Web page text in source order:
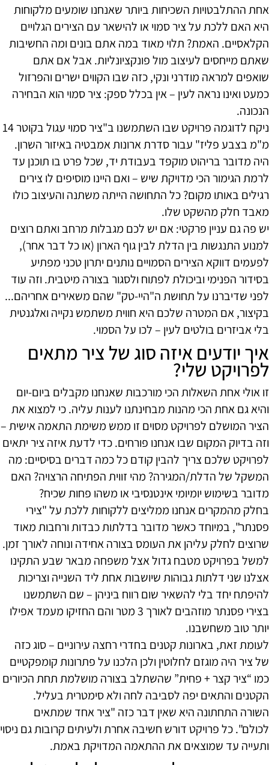
אחת ההתלבטויות השכיחות ביותר שאנחנו שומעים מלקוחות
היא האם ללכת על ציר סמוי או להישאר עם הצירים הגלויים
הקלאסיים. האמת? תלוי מאוד במה אתם בונים ומה החשיבות
שאתם מייחסים לעיצוב מול פונקציונליות. אבל אם אתם
שואפים למראה מודרני ונקי, כזה שבו הקווים ישרים והפרזול
כמעט ואינו נראה לעין – אין בכלל ספק: ציר סמוי הוא הבחירה
הנכונה.
ניקח לדוגמה פרויקט שבו השתמשנו ב"ציר סמוי עגול בקוטר 14
מ"מ בצבע פליז" עבור סדרת ארונות אמבטיה באיזור השרון.
היה מדובר בריהוט מוקפד בעבודת יד, שכל פרט בו תוכנן עד
לרמת הגימור הכי מדויקת שיש – ואם היינו מוסיפים לו צירים
רגילים באותו מקום? כל התחושה הייתה משתנה והעיצוב כולו
מאבד חלק מהשקט שלו.
יש פה גם עניין פרקטי: אם יש לכם מגבלות מרחב ואתם רוצים
למנוע התנגשות בין הדלת לבין גוף הארון (או כל דבר אחר),
לפעמים דווקא הצירים הסמויים נותנים יתרון טכני מפתיע
בסידור הפנימי וביכולת לפתוח ולסגור בצורה מיטבית. וזה עוד
לפני שדיברנו על תחושת ה"היי-טק" שהם משאירים אחריהם...
בקיצור, אם המטרה שלכם היא חווית משתמש נקייה ואלגנטית
בלי אביזרים בולטים לעין – לכו על הסמוי.
איך יודעים איזה סוג של ציר מתאים
לפרויקט שלי?
זו אולי אחת השאלות הכי מורכבות שאנחנו מקבלים ביום-יום
והיא גם אחת הכי מהנות מבחינתנו לענות עליה. כי למצוא את
הציר המושלם לפרויקט מסוים זו ממש משימת התאמה אישית –
וזה בדיוק המקום שבו אנחנו פורחים. כדי לדעת איזה ציר יתאים
לפרויקט שלכם צריך להבין קודם כל כמה דברים בסיסיים: מה
המשקל של הדלת/המגירה? מהי זווית הפתיחה הרצויה? האם
מדובר בשימוש יומיומי אינטנסיבי או משהו פחות שכיח?
בחלק מהמקרים אנחנו ממליצים ללקוחות ללכת על "צירי
פסנתר", במיוחד כאשר מדובר בדלתות כבדות ורחבות מאוד
שרוצים לחלק עליהן את העומס בצורה אחידה ונוחה לאורך זמן.
למשל בפרויקט מטבח גדול אצל משפחה מבאר שבע התקינו
אצלנו שני דלתות גבוהות שיושבות אחת ליד השנייה וצריכות
להיפתח יחד בלי להשאיר שום רווח ביניהן – שם השתמשנו
בצירי פסנתר מוזהבים לאורך 3 מטר והם החזיקו מעמד אפילו
יותר טוב משחשבנו.
לעומת זאת, בארונות קטנים בחדרי רחצה עירוניים – סוג כזה
של ציר היה מוגזם לחלוטין ולכן הלכנו על פתרונות קומפקטיים
כמו “ציר קצר + פחית” שהשתלב בצורה מושלמת תחת הכיורים
הקטנים והתאים יפה לסביבה לחה ולא סימטרית בעליל.
השורה התחתונה היא שאין דבר כזה "ציר אחד שמתאים
לכולם". כל פרויקט דורש חשיבה אחרת ולעיתים קרובות גם ניסוי
ותעייה עד שמוצאים את ההתאמה המדויקת באמת.